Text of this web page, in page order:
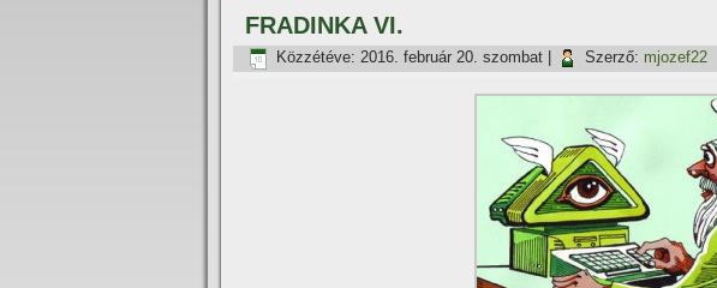
FRADINKA VI.
Közzétéve: 2016. február 20. szombat Szerző: mjozef22